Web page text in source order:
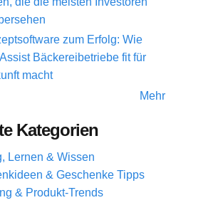
zum Erfolg: Wie
Bäckereibetriebe fit für
macht
Mehr
Kategorien
Lernen & Wissen
& Geschenke Tipps
& Produkt-Trends